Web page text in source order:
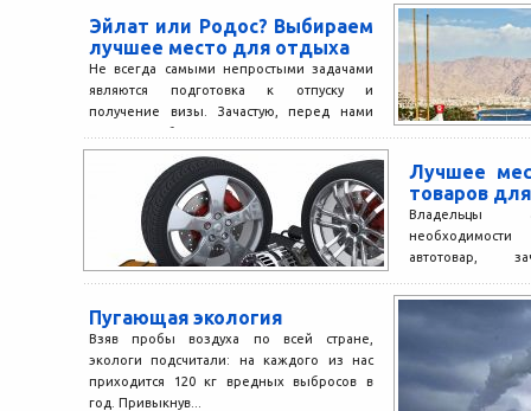
«Академия...
Эйлат или Родос? Выбираем
лучшее место для отдыха
Не всегда самыми непростыми задачами
являются подготовка к отпуску и
получение визы. Зачастую, перед нами
встают куда более интересные вопросы:...
Лучшее
товаров
Владельцы
автотовар,
логично, но
Пугающая экология
Взяв пробы воздуха по всей стране,
экологи подсчитали: на каждого из нас
приходится 120 кг вредных выбросов в
год. Привыкнув...